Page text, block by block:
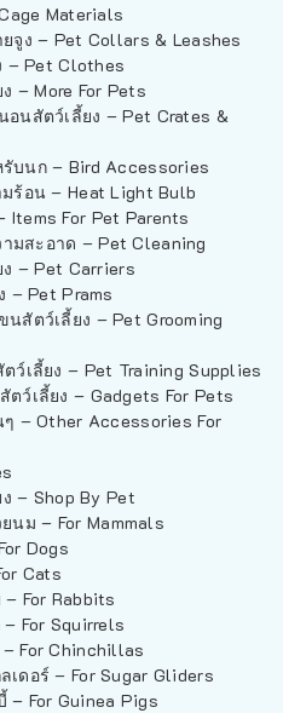
Materials
จูง – Pet Collars & Leashes
– Pet Clothes
– More For Pets
นสัตว์เลี้ยง – Pet Crates &
บนก – Bird Accessories
ร้อน – Heat Light Bulb
Items For Pet Parents
มสะอาด – Pet Cleaning
ง – Pet Carriers
– Pet Prams
สัตว์เลี้ยง – Pet Grooming
ว์เลี้ยง – Pet Training Supplies
ตว์เลี้ยง – Gadgets For Pets
– Other Accessories For
– Shop By Pet
นม – For Mammals
Dogs
Cats
For Rabbits
For Squirrels
For Chinchillas
เดอร์ – For Sugar Gliders
– For Guinea Pigs